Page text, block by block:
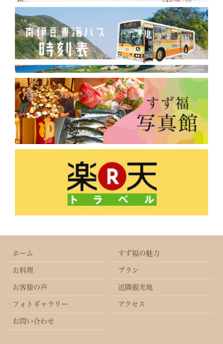
2018年3月
(1)
2017年12月(2)
2017年10月(3)
2017年9月(30)
2017年7月(13)
ホーム すず福の魅力
お料理 プラン
お客様の声 近隣観光地
フォトギャラリー アクセス
お問い合わせ